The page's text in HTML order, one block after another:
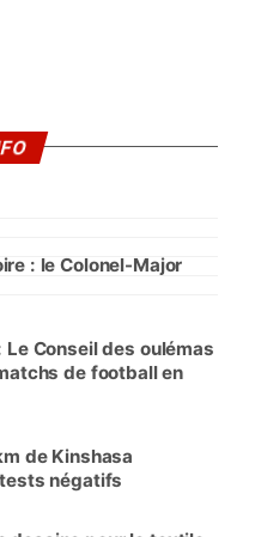
: le Colonel-Major
Le Conseil des oulémas
de football en
de Kinshasa
négatifs